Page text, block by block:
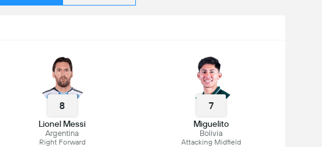
8
Lionel Messi
Argentina
Right Forward
7
Miguelito
Bolivia
Attacking Midfield